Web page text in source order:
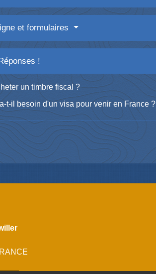
et formulaires
!
un timbre fiscal ?
t-il besoin d'un visa pour venir en France ?